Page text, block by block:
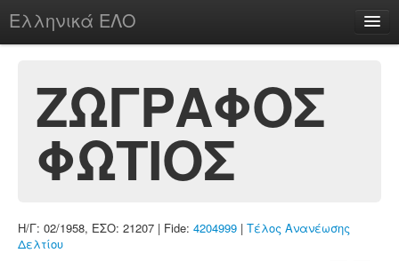
Ελληνικά ΕΛΟ
chesstu.be @ discord
Login
ΖΩΓΡΑΦΟΣ
ΦΩΤΙΟΣ
Η/Γ: 02/1958, ΕΣΟ: 21207 | Fide: 4204999 | Τέλος Ανανέωσης
Δελτίου